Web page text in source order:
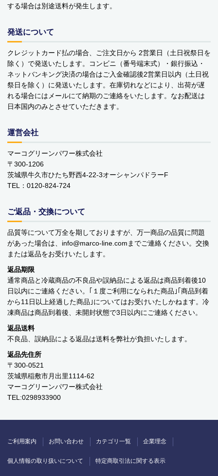
食品
ペットフード・グッズ
季節商品
動物モチーフグッズ
日用品・雑貨
コンテナキャリー
バッグ・カート
美容
アパレル
アクセサリー
アウトドア
健康・フィットネス
防災用品・保存食品
家電
ガーデニング
おもちゃ・ホビー
する場合は別途送料が発生します。
発送について
クレジットカード払の場合、ご注文日から 2営業日（土日祝祭日を
除く）で発送いたします。コンビニ（番号端末式）・銀行振込・
ネットバンキング決済の場合はご入金確認後2営業日以内（土日祝
祭日を除く）に発送いたします。在庫切れなどにより、出荷が遅
れる場合にはメールにて納期のご連絡をいたします。なお配送は
日本国内のみとさせていただきます。
運営会社
マーコグリーンパワー株式会社
〒300-1206
茨城県牛久市ひたち野西4-22-3オーシャンパドラーF
TEL：0120-824-724
ご返品・交換について
品質等について万全を期しておりますが、万一商品の品質に問題
があった場合は、info
marco-line.comまでご連絡ください。交換
または返品をお受けいたします。
返品期限
通常商品と冷蔵商品の不良品や誤納品による返品は商品到着後10
日以内にご連絡ください。｢１度ご利用になられた商品｣｢商品到着
から11日以上経過した商品｣についてはお受けいたしかねます。冷
凍商品は商品到着後、未開封状態で3日以内にご連絡ください。
返品送料
不良品、誤納品による返品は送料を弊社が負担いたします。
返品先住所
〒300-0521
茨城県稲敷市月出里1114-62
マーコグリーンパワー株式会社
TEL:0298933900
ご利用案内 お問い合わせ カテゴリ一覧 企業理念
個人情報の取り扱いについて 特定商取引法に関する表示